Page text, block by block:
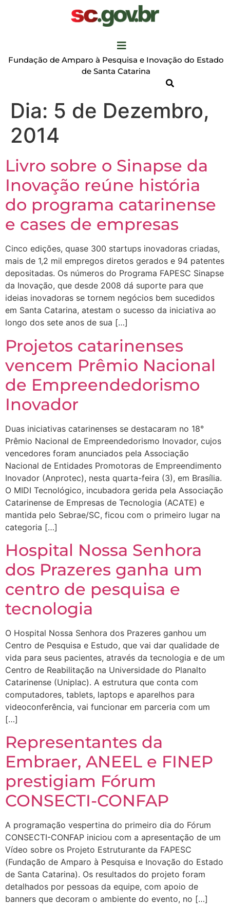
Fundação de Amparo à Pesquisa e Inovação do Estado
de Santa Catarina
Dia: 5 de Dezembro,
2014
Livro sobre o Sinapse da
Inovação reúne história
do programa catarinense
e cases de empresas
Cinco edições, quase 300 startups inovadoras criadas,
mais de 1,2 mil empregos diretos gerados e 94 patentes
depositadas. Os números do Programa FAPESC Sinapse
da Inovação, que desde 2008 dá suporte para que
ideias inovadoras se tornem negócios bem sucedidos
em Santa Catarina, atestam o sucesso da iniciativa ao
longo dos sete anos de sua […]
Projetos catarinenses
vencem Prêmio Nacional
de Empreendedorismo
Inovador
Duas iniciativas catarinenses se destacaram no 18°
Prêmio Nacional de Empreendedorismo Inovador, cujos
vencedores foram anunciados pela Associação
Nacional de Entidades Promotoras de Empreendimento
Inovador (Anprotec), nesta quarta-feira (3), em Brasília.
O MIDI Tecnológico, incubadora gerida pela Associação
Catarinense de Empresas de Tecnologia (ACATE) e
mantida pelo Sebrae/SC, ficou com o primeiro lugar na
categoria […]
Hospital Nossa Senhora
dos Prazeres ganha um
centro de pesquisa e
tecnologia
O Hospital Nossa Senhora dos Prazeres ganhou um
Centro de Pesquisa e Estudo, que vai dar qualidade de
vida para seus pacientes, através da tecnologia e de um
Centro de Reabilitação na Universidade do Planalto
Catarinense (Uniplac). A estrutura que conta com
computadores, tablets, laptops e aparelhos para
videoconferência, vai funcionar em parceria com um
[…]
Representantes da
Embraer, ANEEL e FINEP
prestigiam Fórum
CONSECTI-CONFAP
A programação vespertina do primeiro dia do Fórum
CONSECTI-CONFAP iniciou com a apresentação de um
Vídeo sobre os Projeto Estruturante da FAPESC
(Fundação de Amparo à Pesquisa e Inovação do Estado
de Santa Catarina). Os resultados do projeto foram
detalhados por pessoas da equipe, com apoio de
banners que decoram o ambiente do evento, no […]